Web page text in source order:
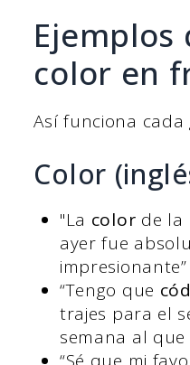
Ejemplos
color en
Así funciona
Color
"La color de la
ayer fue
impresionante”
“Tengo que
trajes para el
semana al que